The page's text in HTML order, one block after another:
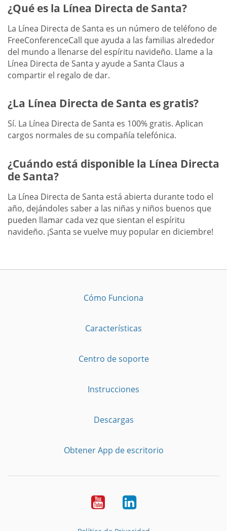
¿Qué es la Línea Directa de Santa?
La Línea Directa de Santa es un número de teléfono de
FreeConferenceCall que ayuda a las familias alrededor
del mundo a llenarse del espíritu navideño. Llame a la
Línea Directa de Santa y ayude a Santa Claus a
compartir el regalo de dar.
¿La Línea Directa de Santa es gratis?
Sí. La Línea Directa de Santa es 100% gratis. Aplican
cargos normales de su compañía telefónica.
¿Cuándo está disponible la Línea Directa
de Santa?
La Línea Directa de Santa está abierta durante todo el
año, dejándoles saber a las niñas y niños buenos que
pueden llamar cada vez que sientan el espíritu
navideño. ¡Santa se vuelve muy popular en diciembre!
Cómo Funciona
Características
Centro de soporte
Instrucciones
Descargas
Obtener App de escritorio
YouTubeLinkedIn